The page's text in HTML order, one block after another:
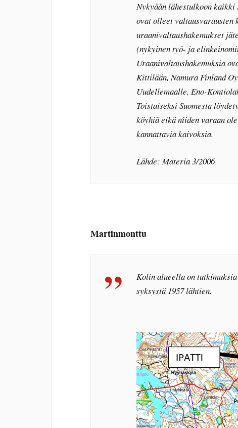
Nykyään lähestulkoon kaikki
ovat olleet valtausvarausten
uraanivaltaushakemukset
(nykyinen työ- ja
Uraanivaltaushakemuksia
Kittilään, Namura Finland
Uudellemaalle, Eno-
Toistaiseksi Suomesta
köyhiä eikä niiden varaan
kannattavia kaivoksia.
Lähde: Materia 3/2006
Martinmonttu
Kolin alueella on
syksystä 1957 lähtien.